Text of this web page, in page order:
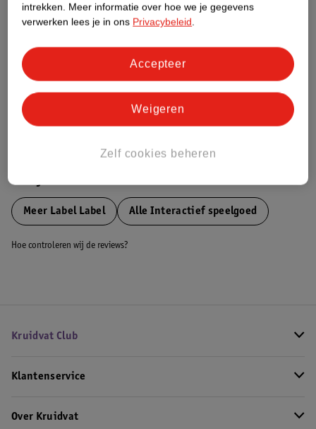
Nature Impact Score
Meer informatie
Bestel & Bezorginformatie
Bekijk ook
Meer Label Label Alle Interactief speelgoed
Hoe controleren wij de reviews?
Kruidvat Club
Klantenservice
Over Kruidvat
intrekken. Meer informatie over hoe we je gegevens
verwerken lees je in ons Privacybeleid.
Zelf cookies beheren
Weigeren
Accepteer